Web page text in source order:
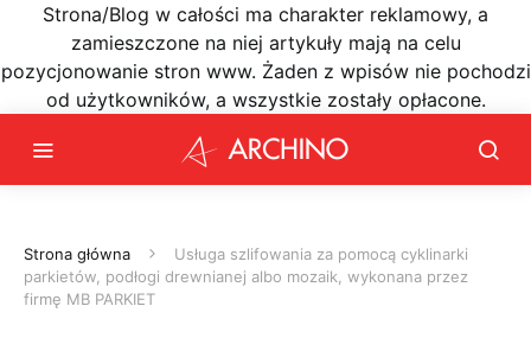
Strona/Blog w całości ma charakter reklamowy, a
zamieszczone na niej artykuły mają na celu
pozycjonowanie stron www. Żaden z wpisów nie pochodzi
od użytkowników, a wszystkie zostały opłacone.
Strona główna
Usługa szlifowania za pomocą cyklinarki
parkietów, podłogi drewnianej albo mozaik, wykonana przez
firmę MB PARKIET